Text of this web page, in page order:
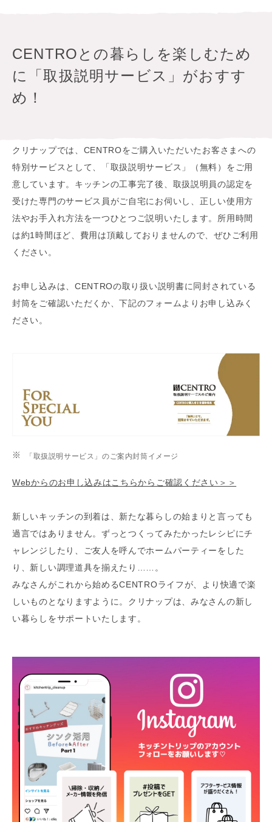
CENTROとの暮らしを楽しむため
に「取扱説明サービス」がおすす
め！
クリナップでは、CENTROをご購入いただいたお客さまへの
特別サービスとして、「取扱説明サービス」（無料）をご用
意しています。キッチンの工事完了後、取扱説明員の認定を
受けた専門のサービス員がご自宅にお伺いし、正しい使用方
法やお手入れ方法を一つひとつご説明いたします。所用時間
は約1時間ほど、費用は頂戴しておりませんので、ぜひご利用
ください。
お申し込みは、CENTROの取り扱い説明書に同封されている
封筒をご確認いただくか、下記のフォームよりお申し込みく
ださい。
「取扱説明サービス」のご案内封筒イメージ
Webからのお申し込みはこちらからご確認ください＞＞
新しいキッチンの到着は、新たな暮らしの始まりと言っても
過言ではありません。ずっとつくってみたかったレシピにチ
ャレンジしたり、ご友人を呼んでホームパーティーをした
り、新しい調理道具を揃えたり……。
みなさんがこれから始めるCENTROライフが、より快適で楽
しいものとなりますように。クリナップは、みなさんの新し
い暮らしをサポートいたします。